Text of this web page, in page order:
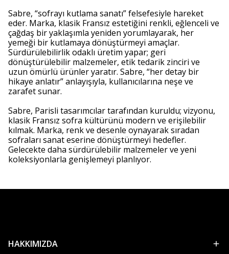
Sabre, “sofrayı kutlama sanatı” felsefesiyle hareket
eder. Marka, klasik Fransız estetiğini renkli, eğlenceli ve
çağdaş bir yaklaşımla yeniden yorumlayarak, her
yemeği bir kutlamaya dönüştürmeyi amaçlar.
Sürdürülebilirlik odaklı üretim yapar; geri
dönüştürülebilir malzemeler, etik tedarik zinciri ve
uzun ömürlü ürünler yaratır. Sabre, “her detay bir
hikaye anlatır” anlayışıyla, kullanıcılarına neşe ve
zarafet sunar.
Sabre, Parisli tasarımcılar tarafından kuruldu; vizyonu,
klasik Fransız sofra kültürünü modern ve erişilebilir
kılmak. Marka, renk ve desenle oynayarak sıradan
sofraları sanat eserine dönüştürmeyi hedefler.
Gelecekte daha sürdürülebilir malzemeler ve yeni
koleksiyonlarla genişlemeyi planlıyor.
HAKKIMIZDA